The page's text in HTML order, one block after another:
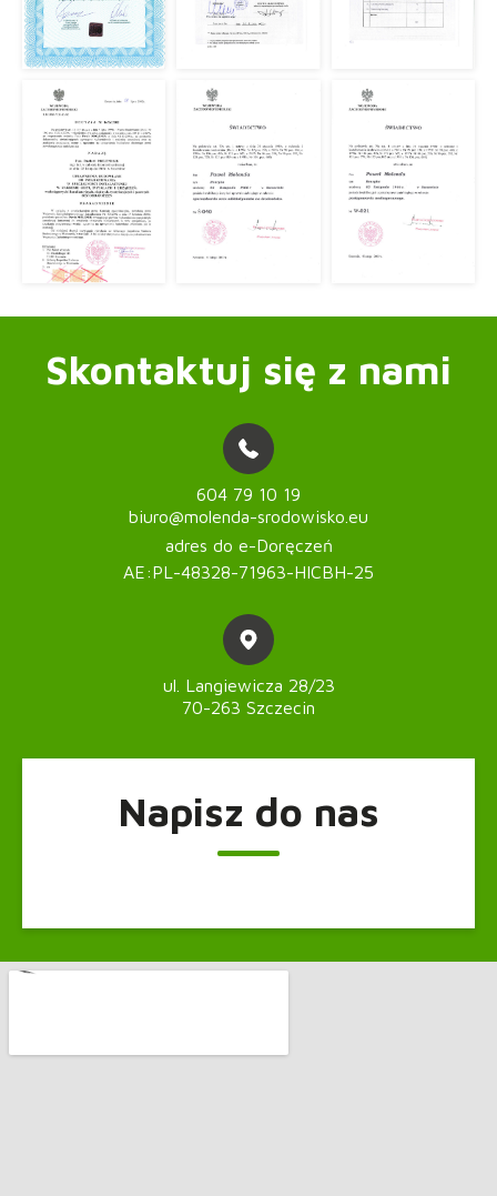
Skontaktuj się z nami
604 79 10 19
biuro@molenda-srodowisko.eu
adres do e-Doręczeń
AE:PL-48328-71963-HICBH-25
ul. Langiewicza 28/23
70-263 Szczecin
Napisz do nas